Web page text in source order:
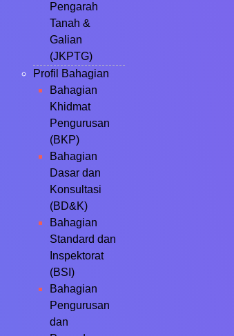
Pengarah
Tanah &
Galian
(JKPTG)
Profil Bahagian
Bahagian
Khidmat
Pengurusan
(BKP)
Bahagian
Dasar dan
Konsultasi
(BD&K)
Bahagian
Standard dan
Inspektorat
(BSI)
Bahagian
Pengurusan
dan